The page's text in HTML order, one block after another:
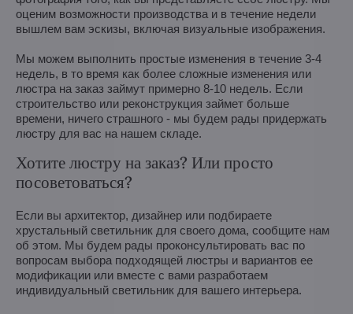
оценим возможности производства и в течение недели
вышлем вам эскизы, включая визуальные изображения.
Мы можем выполнить простые изменения в течение 3-4
недель, в то время как более сложные изменения или
люстра на заказ займут примерно 8-10 недель. Если
строительство или реконструкция займет больше
времени, ничего страшного - мы будем рады придержать
люстру для вас на нашем складе.
Хотите люстру на заказ? Или просто
посоветоваться?
Если вы архитектор, дизайнер или подбираете
хрустальный светильник для своего дома, сообщите нам
об этом. Мы будем рады проконсультировать вас по
вопросам выбора подходящей люстры и вариантов ее
модификации или вместе с вами разработаем
индивидуальный светильник для вашего интерьера.